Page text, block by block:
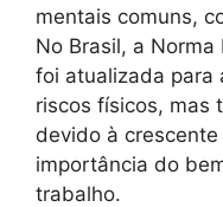
mentais comuns,
No Brasil, a Norma
foi atualizada para
riscos físicos, mas
devido à
importância do
trabalho.